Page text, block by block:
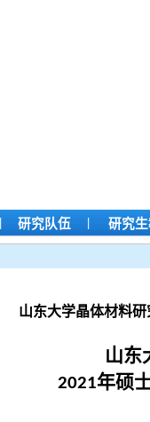
| 研究队伍 | 研究
山东大学晶体材料
山东
2021年硕